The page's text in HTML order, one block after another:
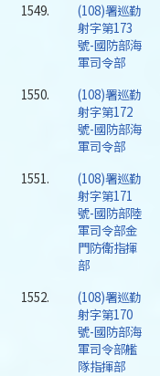
1549.
(108)署巡勤
射字第173
號-國防部海
軍司令部
1550.
(108)署巡勤
射字第172
號-國防部海
軍司令部
1551.
(108)署巡勤
射字第171
號-國防部陸
軍司令部金
門防衛指揮
部
1552.
(108)署巡勤
射字第170
號-國防部海
軍司令部艦
隊指揮部